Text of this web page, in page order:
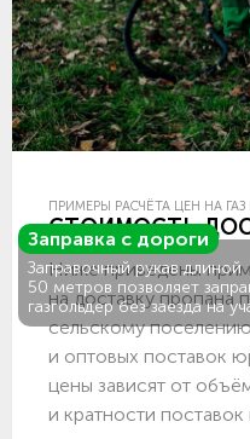
Заправка с дороги
Заправочный рукав длиной
50 метров позволяет
газгольдер без заезда на
ПРИМЕРЫ РАСЧЁТА ЦЕН НА
СТОИМОСТЬ
Ниже приведены
на доставку пропана
сельскому
и оптовых поставок
цены зависят от
и кратности поставок